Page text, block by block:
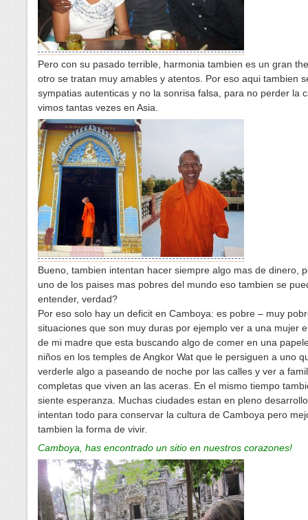
Pero con su pasado terrible, harmonia tambien es un gran
otro se tratan muy amables y atentos. Por eso aqui tambien
sympatias autenticas y no la sonrisa falsa, para no perder la
vimos tantas vezes en Asia.
Bueno, tambien intentan hacer siempre algo mas de dinero,
uno de los paises mas pobres del mundo eso tambien se
entender, verdad?
Por eso solo hay un deficit en Camboya: es pobre – muy
situaciones que son muy duras por ejemplo ver a una mujer
de mi madre que esta buscando algo de comer en una
niños en los temples de Angkor Wat que le persiguen a uno
verderle algo a paseando de noche por las calles y ver a
completas que viven an las aceras. En el mismo tiempo
siente esperanza. Muchas ciudades estan en pleno
intentan todo para conservar la cultura de Camboya pero
tambien la forma de vivir.
Camboya, has encontrado un sitio en nuestros corazones!